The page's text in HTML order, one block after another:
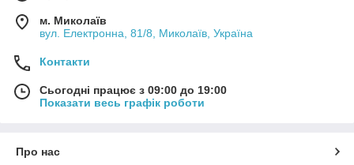
м. Миколаїв
вул. Електронна, 81/8, Миколаїв, Україна
Контакти
Сьогодні працює з 09:00 до 19:00
Показати весь графік роботи
Про нас